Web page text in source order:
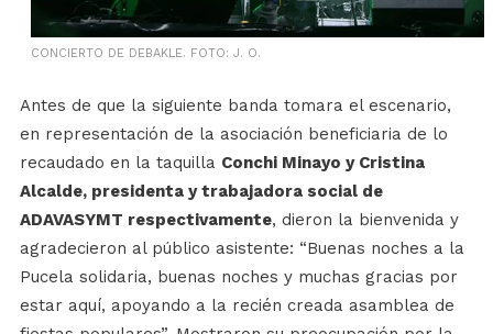
CONCIERTO DE DEBAKLE. FOTO: J. O.
Antes de que la siguiente banda tomara el escenario,
en representación de la asociación beneficiaria de lo
recaudado en la taquilla Conchi Minayo y Cristina
Alcalde, presidenta y trabajadora social de
ADAVASYMT respectivamente, dieron la bienvenida y
agradecieron al público asistente: “Buenas noches a la
Pucela solidaria, buenas noches y muchas gracias por
estar aquí, apoyando a la recién creada asamblea de